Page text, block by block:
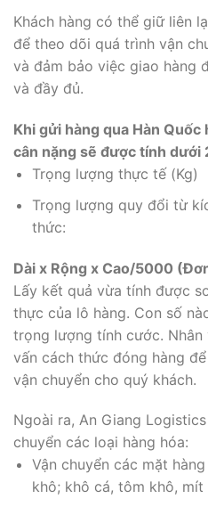
Khách hàng có thể giữ liên
để theo dõi quá trình vận
và đảm bảo việc giao hàng
và đầy đủ.
Khi gửi hàng qua Hàn
cân nặng sẽ được tính dưới
Trọng lượng thực tế (Kg)
Trọng lượng quy đổi từ
thức:
Dài x Rộng x Cao/5000
Lấy kết quả vừa tính được
thực của lô hàng. Con số
trọng lượng tính cước.
vấn cách thức đóng hàng
vận chuyển cho quý khách.
Ngoài ra, An Giang
chuyển các loại hàng hóa:
Vận chuyển các mặt
khô; khô cá, tôm khô, mít